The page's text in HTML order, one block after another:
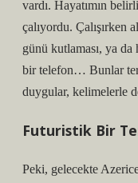
vardı. Hayatımın
çalıyordu. Çalışırken
günü kutlaması, ya
bir telefon… Bunlar
duygular, kelimelerle
Futuristik Bir
Peki, gelecekte